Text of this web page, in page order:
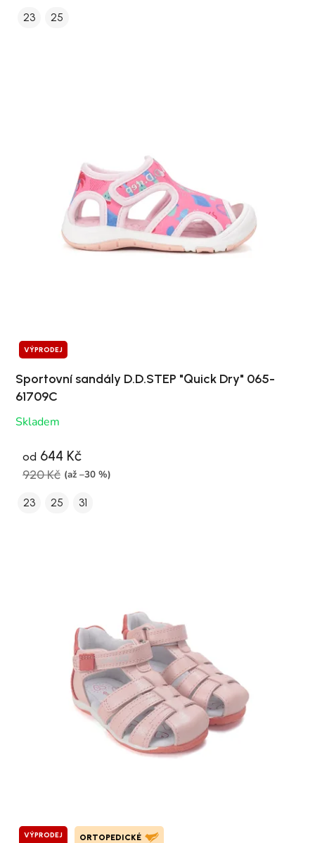
23 25
VÝPRODEJ
Sportovní sandály D.D.STEP "Quick Dry" 065-
61709C
Skladem
od 644 Kč
920 Kč (až –30 %)
23 25 31
VÝPRODEJ ORTOPEDICKÉ